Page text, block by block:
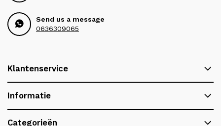
Send us a message
0636309065
Klantenservice
Informatie
Categorieën